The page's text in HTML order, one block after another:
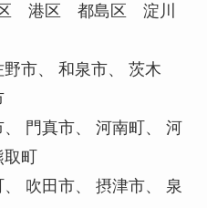
港区 都島区 淀川
市、 和泉市、 茨木
門真市、 河南町、 河
取町
吹田市、 摂津市、 泉